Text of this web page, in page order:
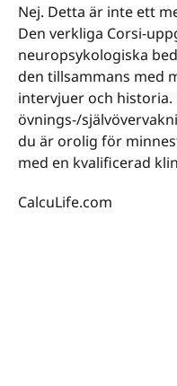
Nej. Detta är inte ett
Den verkliga Corsi-
neuropsykologiska
den tillsammans med
intervjuer och
övnings-/
du är orolig för
med en kvalificerad
CalcuLife.com